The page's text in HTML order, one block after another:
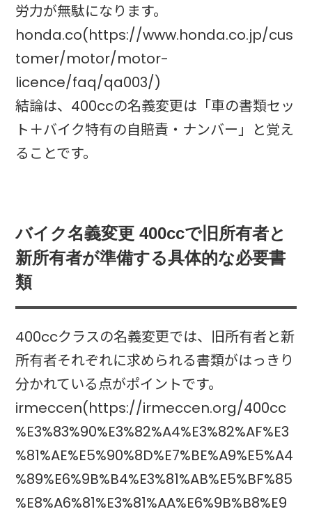
労力が無駄になります。
honda.co(https://www.honda.co.jp/cus
tomer/motor/motor-
licence/faq/qa003/)
結論は、400ccの名義変更は「車の書類セッ
ト＋バイク特有の自賠責・ナンバー」と覚え
ることです。
バイク名義変更 400ccで旧所有者と
新所有者が準備する具体的な必要書
類
400ccクラスの名義変更では、旧所有者と新
所有者それぞれに求められる書類がはっきり
分かれている点がポイントです。
irmeccen(https://irmeccen.org/400cc
%E3%83%90%E3%82%A4%E3%82%AF%E3
%81%AE%E5%90%8D%E7%BE%A9%E5%A4
%89%E6%9B%B4%E3%81%AB%E5%BF%85
%E8%A6%81%E3%81%AA%E6%9B%B8%E9